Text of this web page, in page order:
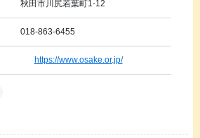
秋田市川尻若葉町1-12
018-863-6455
https://www.osake.or.jp/